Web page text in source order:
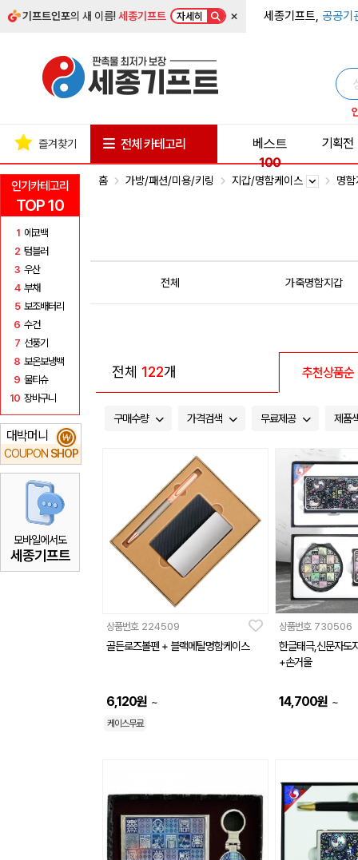
기프트인포의 새 이름!세종기프트 자세히 × 세종기프트, 공공기
인기카테고리
TOP 10
1 에코백
2 텀블러
3 우산
4 부채
5 보조배터리
6 수건
7 선풍기
8 보온보냉백
9 물티슈
10 장바구니
대박머니
COUPON SHOP
₩
모바일에서도
세종기프트
즐겨찾기 전체 카테고리
베스트
100
기획전
홈 가방/패션/미용/키링 지갑/명함케이스 명
전체 가죽명함지갑
전체 122개 추천상품순
구매수량 가격검색 무료제공 제품
상품번호 224509
골든로즈볼펜 + 블랙메탈명함케이스
6,120원 ~
케이스무료
상품번호 730506
한글태극,신문자도
+손거울
14,700원 ~